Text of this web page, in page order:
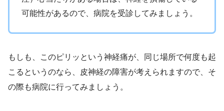
可能性があるので、病院を受診してみましょう。
もしも、このピリッという神経痛が、同じ場所で何度も起
こるというのなら、皮神経の障害が考えられますので、そ
の際も病院に行ってみましょう。